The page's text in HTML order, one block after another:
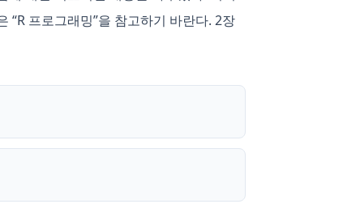
“R 프로그래밍”을 참고하기 바란다. 2장